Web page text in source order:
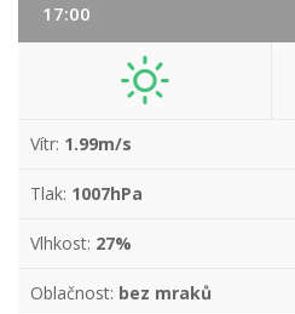
17:00
Vítr: 1.99m/s
Tlak: 1007hPa
Vlhkost: 27%
Oblačnost: bez mraků